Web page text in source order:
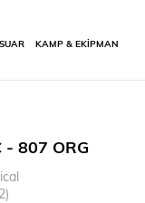
KAMP & EKİPMAN
- 807 ORG